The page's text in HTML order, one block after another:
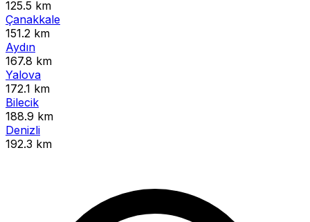
125.5 km
Çanakkale
151.2 km
Aydın
167.8 km
Yalova
172.1 km
Bilecik
188.9 km
Denizli
192.3 km